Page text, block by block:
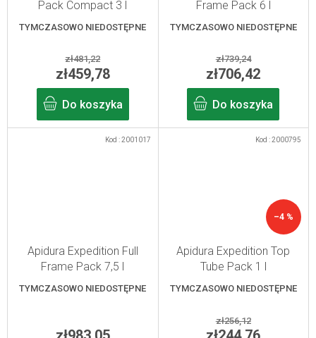
Pack Compact 3 l
TYMCZASOWO NIEDOSTĘPNE
zł481,22
zł459,78
Do koszyka
Frame Pack 6 l
TYMCZASOWO NIEDOSTĘPNE
zł739,24
zł706,42
Do koszyka
Apidura Expedition Full
Frame Pack 7,5 l
TYMCZASOWO NIEDOSTĘPNE
Kod :2001017
–4 %
Apidura Expedition Top
Tube Pack 1 l
TYMCZASOWO NIEDOSTĘPNE
zł256,12
Kod :2000795